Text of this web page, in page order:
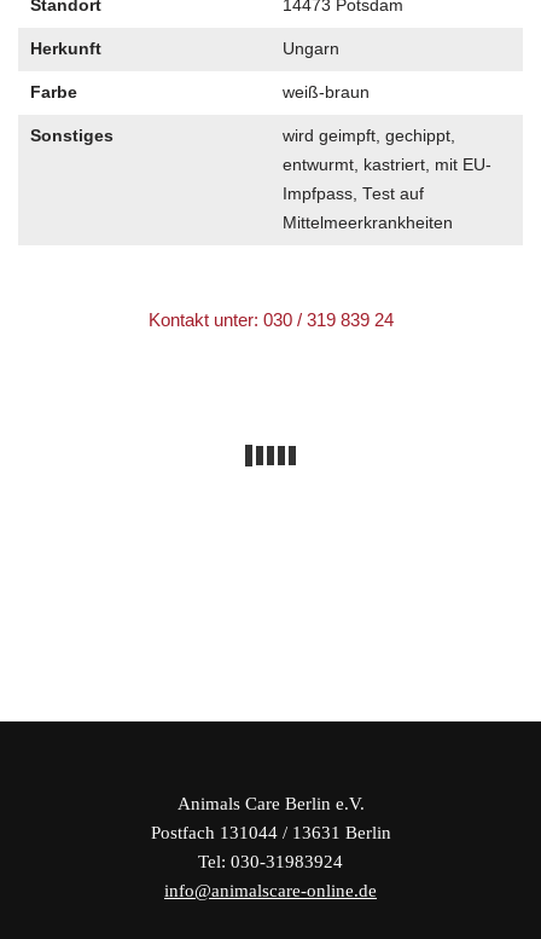
Standort 14473 Potsdam
Herkunft Ungarn
Farbe weiß-braun
Sonstiges
wird geimpft, gechippt,
entwurmt, kastriert, mit EU-
Impfpass, Test auf
Mittelmeerkrankheiten
Kontakt unter: 030 / 319 839 24
Animals Care Berlin e.V.
Postfach 131044 / 13631 Berlin
Tel: 030-31983924
info@animalscare-online.de